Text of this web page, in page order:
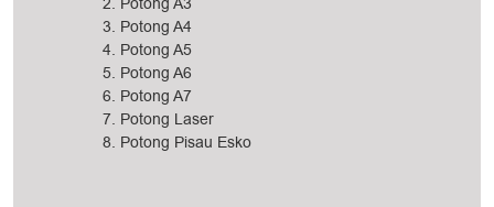
Potong A4
Potong A5
Potong A6
Potong A7
Potong Laser
Potong Pisau Esko